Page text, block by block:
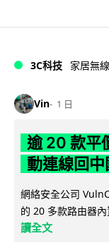
3C科技 家居無線
Vin 1 日
逾 20 款平
動連線回
網絡安全公司
的 20 多款路由器
讀全文